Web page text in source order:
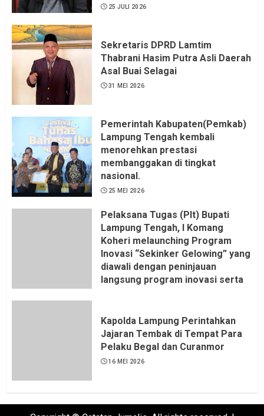
25 JULI 2026
Sekretaris DPRD Lamtim
Thabrani Hasim Putra Asli Daerah
Asal Buai Selagai
31 MEI 2026
Pemerintah Kabupaten(Pemkab)
Lampung Tengah kembali
menorehkan prestasi
membanggakan di tingkat
nasional.
25 MEI 2026
Pelaksana Tugas (Plt) Bupati
Lampung Tengah, I Komang
Koheri melaunching Program
Inovasi “Sekinker Gelowing” yang
diawali dengan peninjauan
langsung program inovasi serta
Bandar Jaya Barat, Kecamatan
Terbanggi Besar, Rabu
(20/05/2026).
21 MEI 2026
Kapolda Lampung Perintahkan
Jajaran Tembak di Tempat Para
Pelaku Begal dan Curanmor
16 MEI 2026